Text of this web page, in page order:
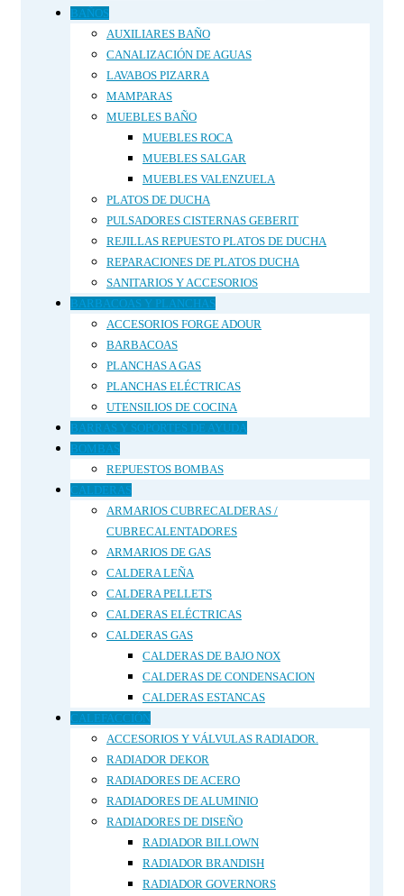
BAÑOS
AUXILIARES BAÑO
CANALIZACIÓN DE AGUAS
LAVABOS PIZARRA
MAMPARAS
MUEBLES BAÑO
MUEBLES ROCA
MUEBLES SALGAR
MUEBLES VALENZUELA
PLATOS DE DUCHA
PULSADORES CISTERNAS GEBERIT
REJILLAS REPUESTO PLATOS DE DUCHA
REPARACIONES DE PLATOS DUCHA
SANITARIOS Y ACCESORIOS
BARBACOAS Y PLANCHAS
ACCESORIOS FORGE ADOUR
BARBACOAS
PLANCHAS A GAS
PLANCHAS ELÉCTRICAS
UTENSILIOS DE COCINA
BARRAS Y SOPORTES DE AYUDA
BOMBAS
REPUESTOS BOMBAS
CALDERAS
ARMARIOS CUBRECALDERAS /
CUBRECALENTADORES
ARMARIOS DE GAS
CALDERA LEÑA
CALDERA PELLETS
CALDERAS ELÉCTRICAS
CALDERAS GAS
CALDERAS DE BAJO NOX
CALDERAS DE CONDENSACION
CALDERAS ESTANCAS
CALEFACCIÓN
ACCESORIOS Y VÁLVULAS RADIADOR.
RADIADOR DEKOR
RADIADORES DE ACERO
RADIADORES DE ALUMINIO
RADIADORES DE DISEÑO
RADIADOR BILLOWN
RADIADOR BRANDISH
RADIADOR GOVERNORS